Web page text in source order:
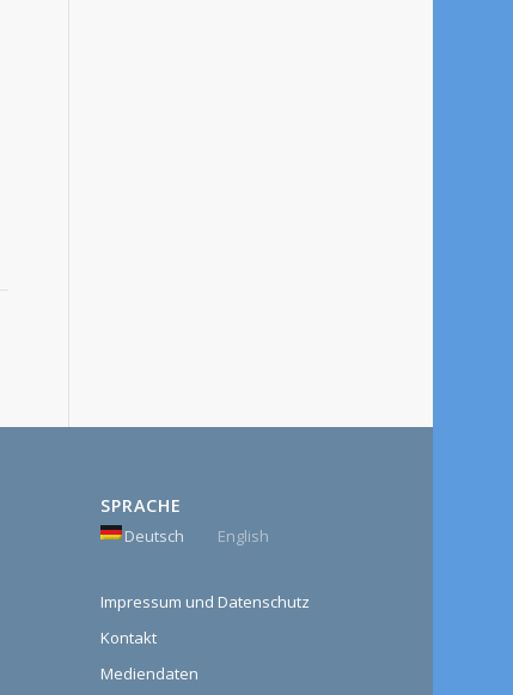
SPRACHE
Deutsch English
Impressum und Datenschutz
Kontakt
Mediendaten